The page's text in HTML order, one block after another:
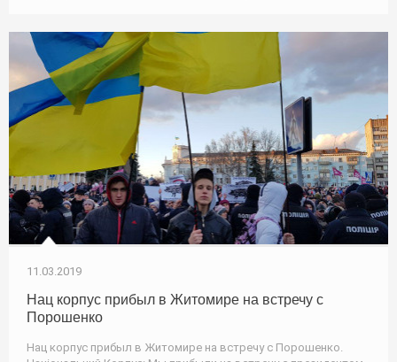
11.03.2019
Нац корпус прибыл в Житомире на встречу с
Порошенко
Нац корпус прибыл в Житомире на встречу с Порошенко.